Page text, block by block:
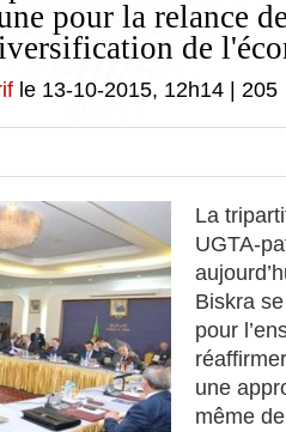
pour la relance
de
le 13-10-2015, 12h14 205
La
UGTA-
Biskra
pour
une
même